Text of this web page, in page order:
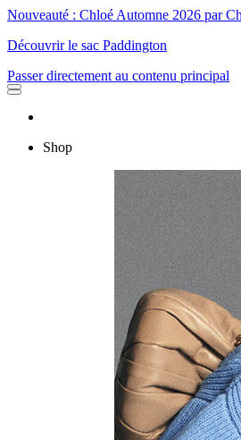
Nouveauté : Chloé Automne 2026 par
Découvrir le sac Paddington
Passer directement au contenu principal
Shop